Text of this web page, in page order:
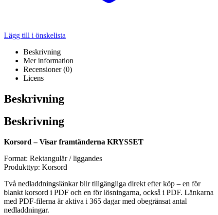
Lägg till i önskelista
Beskrivning
Mer information
Recensioner (0)
Licens
Beskrivning
Beskrivning
Korsord – Visar framtänderna KRYSSET
Format: Rektangulär / liggandes
Produkttyp: Korsord
Två nedladdningslänkar blir tillgängliga direkt efter köp – en för
blankt korsord i PDF och en för lösningarna, också i PDF. Länkarna
med PDF-filerna är aktiva i 365 dagar med obegränsat antal
nedladdningar.